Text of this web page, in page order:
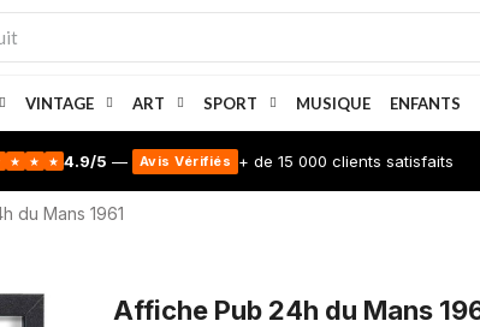
VINTAGE ART SPORT MUSIQUE ENFANTS
★ ★ ★ 4.9/5 — Avis Vérifiés + de 15 000 clients satisfaits
du Mans 1961
Affiche Pub 24h du Mans